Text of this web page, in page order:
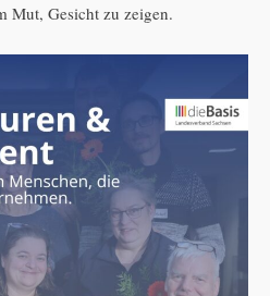
Mut, Gesicht zu zeigen.